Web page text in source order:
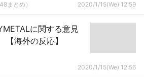
まとめ） 2020/1/15(We) 12:59
に関する意見
海外の反応】
2020/1/15(We) 12:56